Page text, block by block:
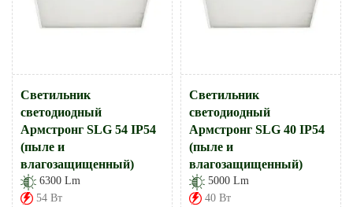
Светильник
светодиодный
Армстронг SLG 54 IP54
(пыле и
влагозащищенный)
6300 Lm
54 Вт
Светильник
светодиодный
Армстронг SLG 40 IP54
(пыле и
влагозащищенный)
5000 Lm
40 Вт